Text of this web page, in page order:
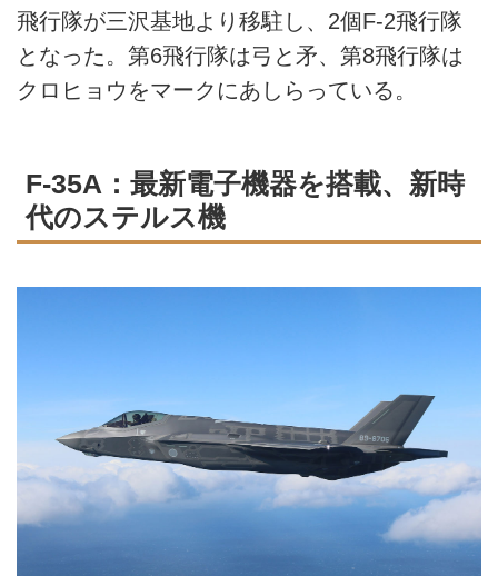
飛行隊が三沢基地より移駐し、2個F-2飛行隊
となった。第6飛行隊は弓と矛、第8飛行隊は
クロヒョウをマークにあしらっている。
F-35A：最新電子機器を搭載、新時
代のステルス機